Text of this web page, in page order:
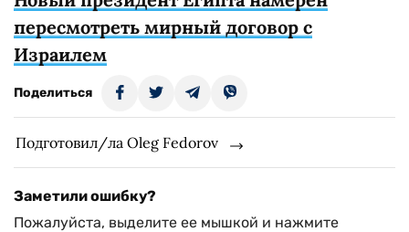
пересмотреть мирный договор с
Израилем
Поделиться
Подготовил/ла Oleg Fedorov
Заметили ошибку?
Пожалуйста, выделите ее мышкой и нажмите